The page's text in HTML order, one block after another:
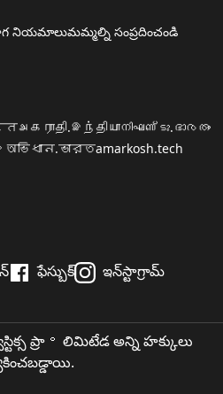
నియమాలుమమ్మల్ని సంప్రదించండి
அகராதி.இந்தியாനിഘണ്ടു.ഭാരതം
অভিধান.ভারতamarkosh.tech
ఫేస్బుక్ ఇన్‌స్టాగ్రామ్
ప్రా॰ లిమిటేడ అన్ని హక్కులు